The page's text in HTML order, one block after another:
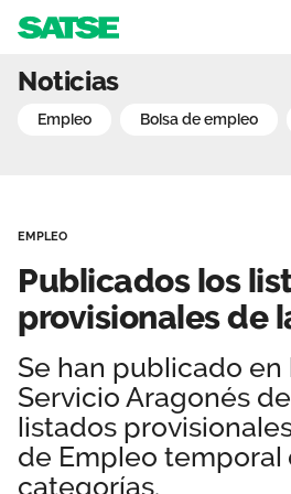
Delegados Sindicales
Estructura organizativa
Secciones sindicales
Servicios
Ventajas
Actualidad
Temas
Noticias
Sala de prensa
Aragón
Contáctanos
Publicados
Noticias
empleo bolsa de empleo
EMPLEO
Publicados los
provisionales de
Se han publicado en
Servicio Aragonés
listados
de Empleo temporal
categorías.